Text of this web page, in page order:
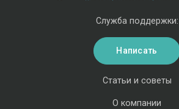
Статьи и советы
О компании
Служба поддержки:
Написать